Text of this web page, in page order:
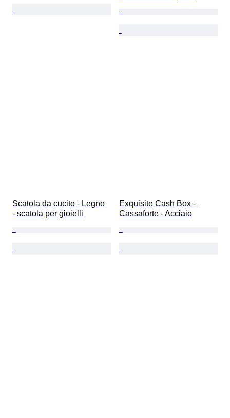
Scatola da cucito - Legno
- scatola per gioielli
Exquisite Cash Box -
Cassaforte - Acciaio